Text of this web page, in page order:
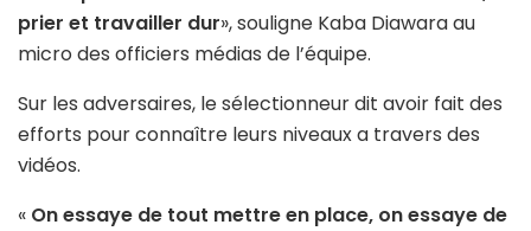
prier et travailler dur», souligne Kaba Diawara au
micro des officiers médias de l’équipe.
Sur les adversaires, le sélectionneur dit avoir fait des
efforts pour connaître leurs niveaux a travers des
vidéos.
« On essaye de tout mettre en place, on essaye de